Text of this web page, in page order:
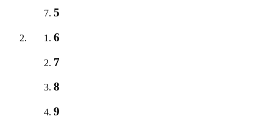
5
6
7
8
9